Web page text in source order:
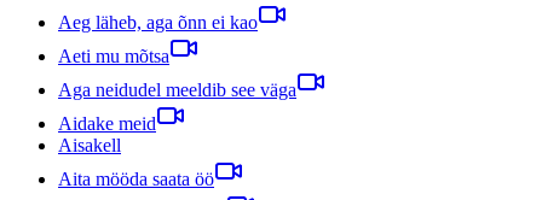
Aeg läheb, aga õnn ei kao
Aeti mu mõtsa
Aga neidudel meeldib see väga
Aidake meid
Aisakell
Aita mööda saata öö